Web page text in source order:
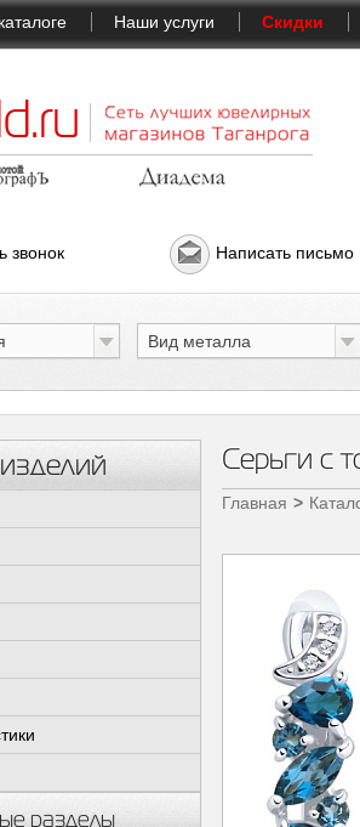
Наши услуги Скидки
звонок Написать письмо
Вид металла
разделы
Серьги с
Главная